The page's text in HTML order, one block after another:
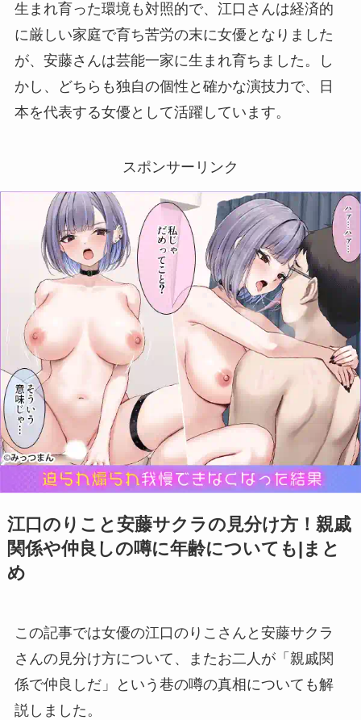
生まれ育った環境も対照的で、江口さんは経済的
に厳しい家庭で育ち苦労の末に女優となりました
が、安藤さんは芸能一家に生まれ育ちました。し
かし、どちらも独自の個性と確かな演技力で、日
本を代表する女優として活躍しています。
スポンサーリンク
江口のりこと安藤サクラの見分け方！親戚
関係や仲良しの噂に年齢についても|まと
め
この記事では女優の江口のりこさんと安藤サクラ
さんの見分け方について、またお二人が「親戚関
係で仲良しだ」という巷の噂の真相についても解
説しました。